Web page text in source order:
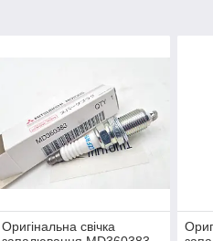
Оригінальна свічка